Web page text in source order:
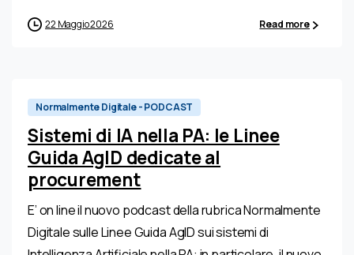
22 Maggio 2026 Read more
Normalmente Digitale - PODCAST
Sistemi di IA nella PA: le Linee
Guida AgID dedicate al
procurement
E’ on line il nuovo podcast della rubrica Normalmente
Digitale sulle Linee Guida AgID sui sistemi di